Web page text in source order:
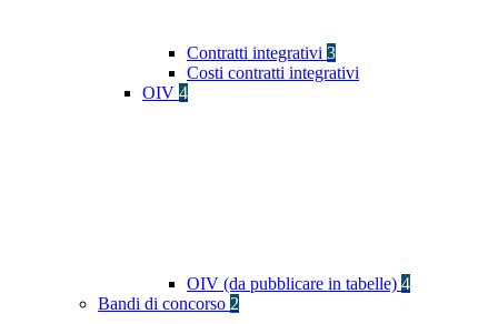
Contratti integrativi 3
Costi contratti integrativi
OIV 4
OIV (da pubblicare in tabelle) 4
Bandi di concorso 2